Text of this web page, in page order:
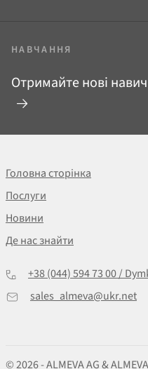
НАВЧАННЯ
Отримайте нові
Головна сторінка
Послуги
Новини
Де нас знайти
+38 (044) 594 73 00 /
sales_almeva@ukr.net
© 2026 - ALMEVA AG &